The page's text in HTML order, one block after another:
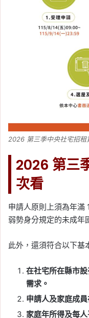
2026 第三季中央社宅招租
2026 第三
次看
申請人原則上須為年滿
弱勢身分規定的未成年
此外，還須符合以下基
在社宅所在縣市
需求。
申請人及家庭成
家庭年所得及每